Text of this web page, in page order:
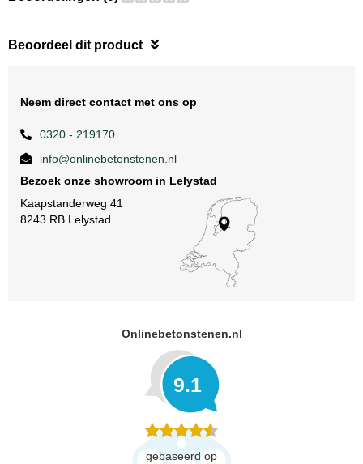
Beoordeel dit product
Neem direct contact met ons op
0320 - 219170
info@onlinebetonstenen.nl
Bezoek onze showroom in Lelystad
Kaapstanderweg 41
8243 RB Lelystad
Onlinebetonstenen.nl
9.1
gebaseerd op